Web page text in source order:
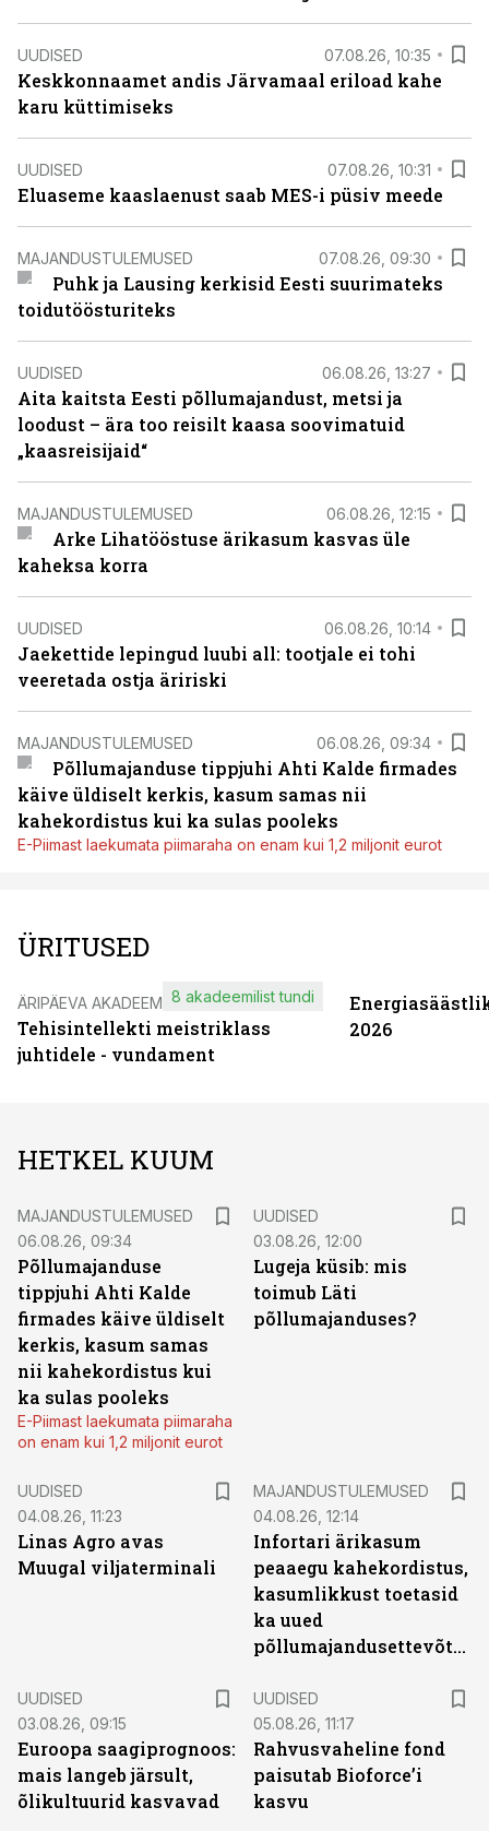
UUDISED 07.08.26, 10:35
Keskkonnaamet andis Järvamaal eriload kahe
karu küttimiseks
UUDISED 07.08.26, 10:31
Eluaseme kaaslaenust saab MES-i püsiv meede
MAJANDUSTULEMUSED 07.08.26, 09:30
Puhk ja Lausing kerkisid Eesti suurimateks
toidutöösturiteks
UUDISED 06.08.26, 13:27
Aita kaitsta Eesti põllumajandust, metsi ja
loodust – ära too reisilt kaasa soovimatuid
„kaasreisijaid“
MAJANDUSTULEMUSED 06.08.26, 12:15
Arke Lihatööstuse ärikasum kasvas üle
kaheksa korra
UUDISED 06.08.26, 10:14
Jaekettide lepingud luubi all: tootjale ei tohi
veeretada ostja äririski
MAJANDUSTULEMUSED 06.08.26, 09:34
Põllumajanduse tippjuhi Ahti Kalde firmades
käive üldiselt kerkis, kasum samas nii
kahekordistus kui ka sulas pooleks
E-Piimast laekumata piimaraha on enam kui 1,2 miljonit eurot
ÜRITUSED
ÄRIPÄEVA AKADEEMIA
Tehisintellekti meistriklass
juhtidele - vundament
8 akadeemilist tundi
2026
HETKEL KUUM
MAJANDUSTULEMUSED
06.08.26, 09:34
Põllumajanduse
tippjuhi Ahti Kalde
firmades käive üldiselt
kerkis, kasum samas
nii kahekordistus kui
ka sulas pooleks
E-Piimast laekumata piimaraha
on enam kui 1,2 miljonit eurot
UUDISED
03.08.26, 12:00
Lugeja küsib: mis
toimub Läti
põllumajanduses?
UUDISED
04.08.26, 11:23
Linas Agro avas
Muugal viljaterminali
MAJANDUSTULEMUSED
04.08.26, 12:14
Infortari ärikasum
peaaegu kahekordistus,
kasumlikkust toetasid
ka uued
põllumajandusettevõtted
UUDISED
03.08.26, 09:15
Euroopa saagiprognoos:
mais langeb järsult,
õlikultuurid kasvavad
UUDISED
05.08.26, 11:17
Rahvusvaheline fond
paisutab Bioforce’i
kasvu